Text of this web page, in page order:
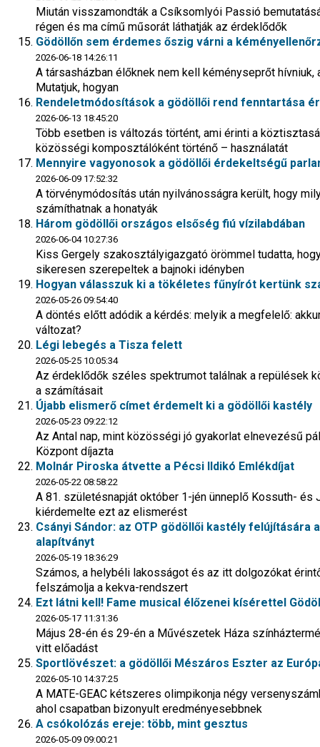
Miután visszamondták a Csíksomlyói Passió
régen és ma című műsorát láthatják az érdeklődők
Gödöllőn sem érdemes őszig várni a
2026-06-18 14:26:11
A társasházban élőknek nem kell kéményseprőt hívniuk,
Mutatjuk, hogyan
Rendeletmódosítások a gödöllői rend fenntartása
2026-06-13 18:45:20
Több esetben is változás történt, ami érinti a
közösségi komposztálóként történő – használatát
Mennyire vagyonosok a gödöllői érdekeltségű
2026-06-09 17:52:32
A törvénymódosítás után nyilvánosságra került, hogy
számíthatnak a honatyák
Három gödöllői országos elsőség fiú vízilabdában
2026-06-04 10:27:36
Kiss Gergely szakosztályigazgató örömmel tudatta,
sikeresen szerepeltek a bajnoki idényben
Hogyan válasszuk ki a tökéletes fűnyírót kertünk
2026-05-26 09:54:40
A döntés előtt adódik a kérdés: melyik a megfelelő:
változat?
Légi lebegés a Tisza felett
2026-05-25 10:05:34
Az érdeklődők széles spektrumot találnak a repülések
a számításait
Újabb elismerő címet érdemelt ki a gödöllői kastély
2026-05-23 09:22:12
Az Antal nap, mint közösségi jó gyakorlat elnevezésű
Központ díjazta
Molnár Piroska átvette a Pécsi Ildikó Emlékdíjat
2026-05-22 08:58:22
A 81. születésnapját október 1-jén ünneplő Kossuth-
kiérdemelte ezt az elismerést
Csányi Sándor: az OTP gödöllői kastély felújítására
alapítványt
2026-05-19 18:36:29
Számos, a helybéli lakosságot és az itt dolgozókat
felszámolja a kekva-rendszert
Ezt látni kell! Fame musical élőzenei kísérettel
2026-05-17 11:31:36
Május 28-én és 29-én a Művészetek Háza
vitt előadást
Sportlövészet: a gödöllői Mészáros Eszter az
2026-05-10 14:37:25
A MATE-GEAC kétszeres olimpikonja négy
ahol csapatban bizonyult eredményesebbnek
A csókolózás ereje: több, mint gesztus
2026-05-09 09:00:21